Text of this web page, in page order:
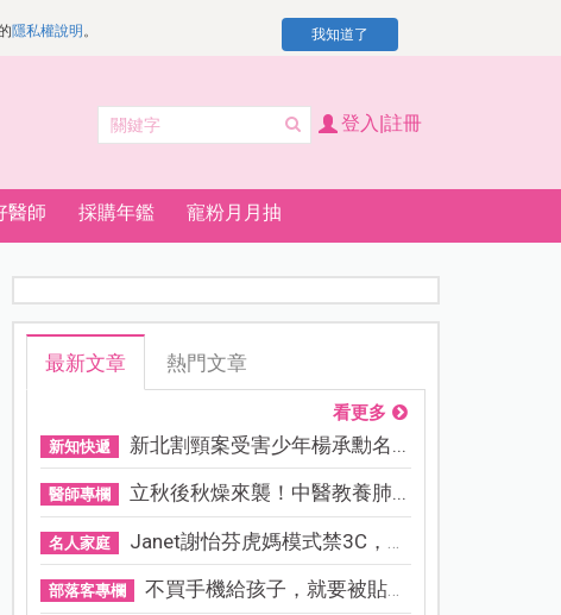
隱私權說明 。 我知道了
登入|註冊
醫師 採購年鑑 寵粉月月抽
最新文章 熱門文章
看更多
新知快遞 新北割頸案受害少年楊承勳名...
醫師專欄 立秋後秋燥來襲！中醫教養肺...
名人家庭 Janet謝怡芬虎媽模式禁3C，看...
部落客專欄 不買手機給孩子，就要被貼「...